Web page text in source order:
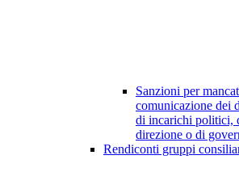
Sanzioni per
comunicazione dei
di incarichi politici,
direzione o di
Rendiconti gruppi